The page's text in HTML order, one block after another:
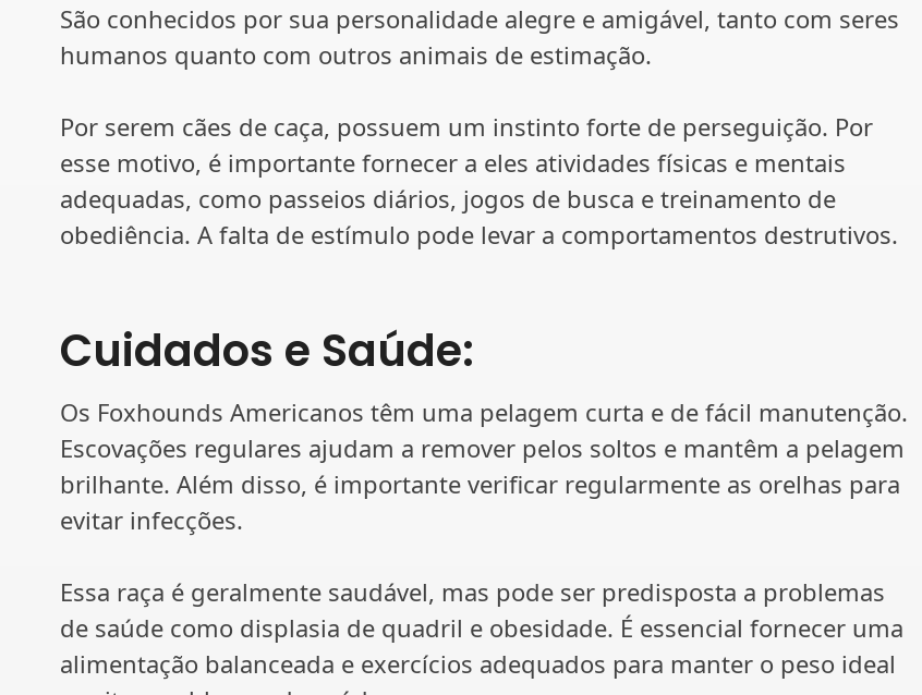
São conhecidos por sua personalidade alegre e amigável, tanto com seres
humanos quanto com outros animais de estimação.
Por serem cães de caça, possuem um instinto forte de perseguição. Por
esse motivo, é importante fornecer a eles atividades físicas e mentais
adequadas, como passeios diários, jogos de busca e treinamento de
obediência. A falta de estímulo pode levar a comportamentos destrutivos.
Cuidados e Saúde:
Os Foxhounds Americanos têm uma pelagem curta e de fácil manutenção.
Escovações regulares ajudam a remover pelos soltos e mantêm a pelagem
brilhante. Além disso, é importante verificar regularmente as orelhas para
evitar infecções.
Essa raça é geralmente saudável, mas pode ser predisposta a problemas
de saúde como displasia de quadril e obesidade. É essencial fornecer uma
alimentação balanceada e exercícios adequados para manter o peso ideal